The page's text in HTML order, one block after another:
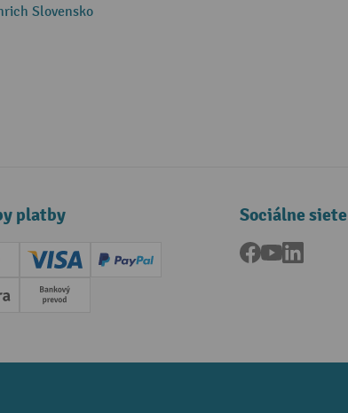
Slovensko
platby
(Master)
Creditcard (Visa)
PayPal
Predplatba
Sociálne siete
Facebook
YouTube